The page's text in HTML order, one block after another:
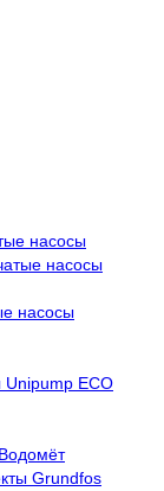
насосы
насосы
насосы
ECO
Grundfos